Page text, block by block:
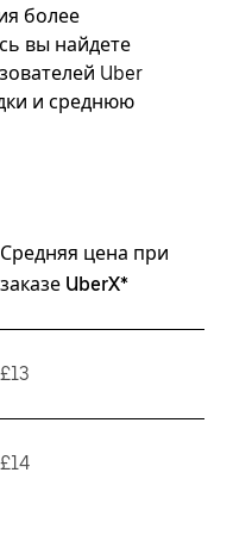
более
вы найдете
Uber
и среднюю
Средняя цена при
заказе UberX*
£13
£14